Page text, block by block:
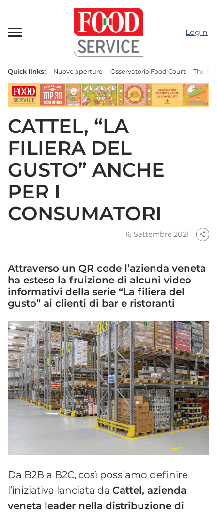
contenuto
Login
principale
Quick links: Nuove aperture Osservatorio Food Court The
CATTEL, “LA
FILIERA DEL
GUSTO” ANCHE
PER I
CONSUMATORI
16 Settembre 2021 share
Attraverso un QR code l’azienda veneta
ha esteso la fruizione di alcuni video
informativi della serie “La filiera del
gusto” ai clienti di bar e ristoranti
Da B2B a B2C, così possiamo definire
l’iniziativa lanciata da Cattel, azienda
veneta leader nella distribuzione di